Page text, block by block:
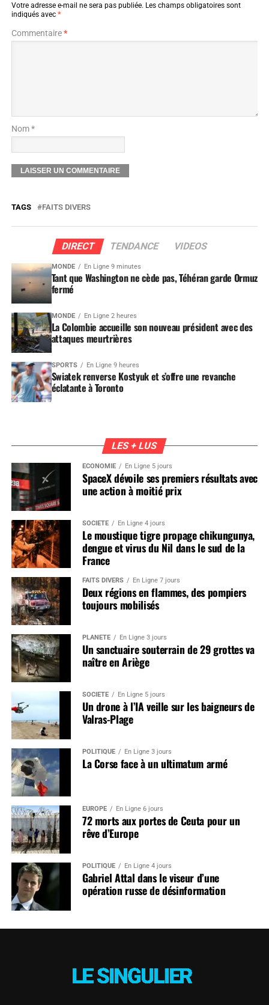
Votre adresse e-mail ne sera pas publiée. Les champs obligatoires sont
indiqués avec *
Commentaire*
Nom *
TAGS FAITS DIVERS
DIRECT TENDANCE VIDEOS
MONDE En Ligne 9 minutes
Tant que Washington ne cède pas, Téhéran garde Ormuz
fermé
MONDE En Ligne 2 heures
La Colombie accueille son nouveau président avec des
attaques meurtrières
SPORTS En Ligne 9 heures
Swiatek renverse Kostyuk et s’offre une revanche
éclatante à Toronto
LES + LUS
ÉCONOMIE En Ligne 5 jours
SpaceX dévoile ses premiers résultats avec
une action à moitié prix
SOCIÉTÉ En Ligne 4 jours
Le moustique tigre propage chikungunya,
dengue et virus du Nil dans le sud de la
France
FAITS DIVERS En Ligne 7 jours
Deux régions en flammes, des pompiers
toujours mobilisés
PLANÈTE En Ligne 3 jours
Un sanctuaire souterrain de 29 grottes va
naître en Ariège
SOCIÉTÉ En Ligne 5 jours
Un drone à l’IA veille sur les baigneurs de
Valras-Plage
POLITIQUE En Ligne 3 jours
La Corse face à un ultimatum armé
EUROPE En Ligne 6 jours
72 morts aux portes de Ceuta pour un
rêve d’Europe
POLITIQUE En Ligne 4 jours
Gabriel Attal dans le viseur d’une
opération russe de désinformation